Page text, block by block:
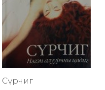
Сүрчиг